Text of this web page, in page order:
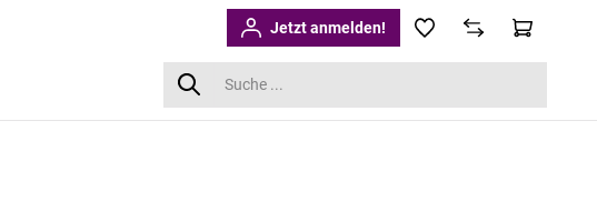
Jetzt anmelden!